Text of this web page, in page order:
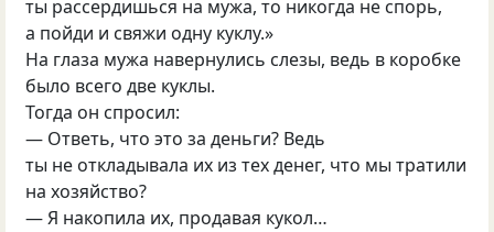
ты рассердишься на мужа, то никогда не спорь,
а пойди и свяжи одну куклу.»
На глаза мужа навернулись слезы, ведь в коробке
было всего две куклы.
Тогда он спросил:
— Ответь, что это за деньги? Ведь
ты не откладывала их из тех денег, что мы тратили
на хозяйство?
— Я накопила их, продавая кукол…